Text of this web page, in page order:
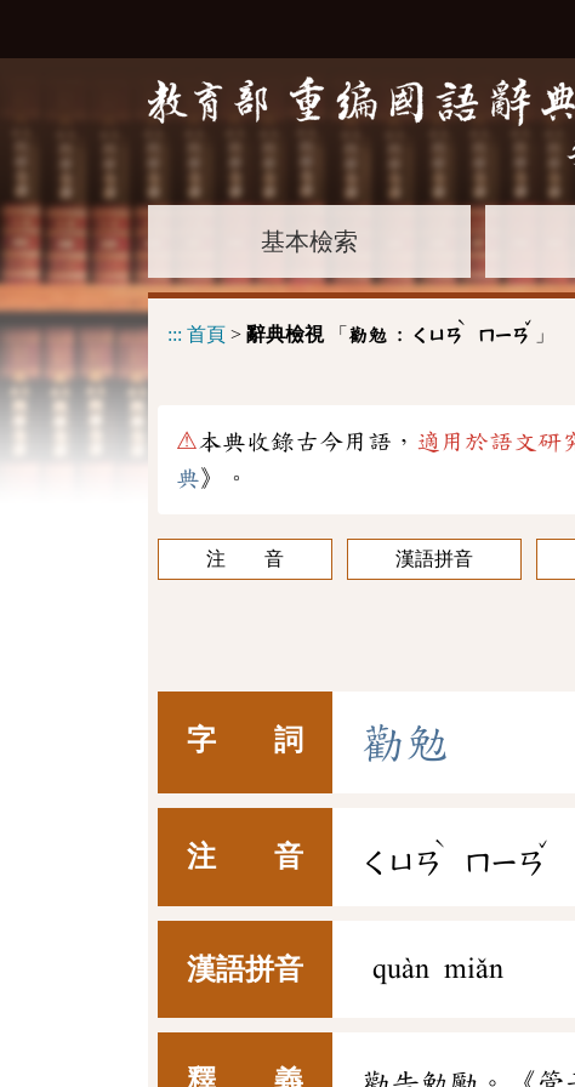
基本檢索
::: 首頁 > 辭典檢視「 勸勉 : ㄑㄩㄢ
ˋ
ㄇㄧㄢ
ˇ
」
⚠本典收錄古今用語， 適用於語文研
典》。
注 音 漢語拼音
字 詞 勸勉
注 音 ㄑㄩㄢ
ˋ
ㄇㄧㄢ
ˇ
漢語拼音 quàn miǎn